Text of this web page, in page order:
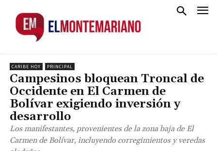
CARIBE HOY PRINCIPAL
Campesinos bloquean Troncal de
Occidente en El Carmen de
Bolívar exigiendo inversión y
desarrollo
Los manifestantes, provenientes de la zona baja de El
Carmen de Bolívar, incluyendo corregimientos y veredas